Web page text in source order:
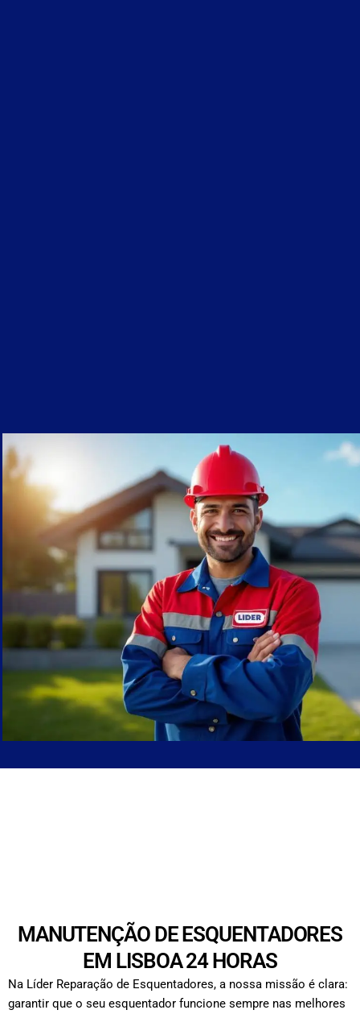
MANUTENÇÃO DE ESQUENTADORES
EM LISBOA 24 HORAS
Na Líder Reparação de Esquentadores, a nossa missão é clara:
garantir que o seu esquentador funcione sempre nas melhores